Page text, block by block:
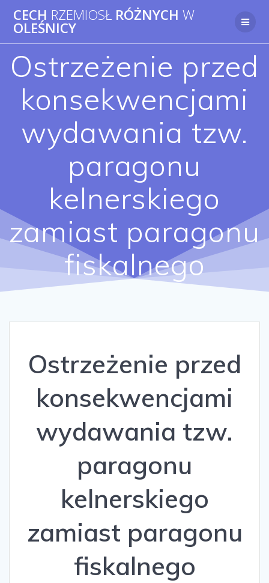
Przejdź
do
CECH RZEMIOSŁ RÓŻNYCH W
OLEŚNICY
Ostrzeżenie przed
konsekwencjami
wydawania tzw.
paragonu
kelnerskiego
zamiast paragonu
fiskalnego
Ostrzeżenie przed
konsekwencjami
wydawania tzw.
paragonu
kelnerskiego
zamiast paragonu
fiskalnego